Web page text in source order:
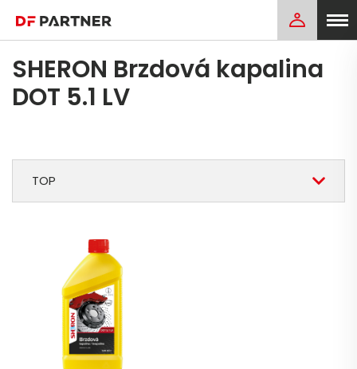
SHERON Brzdová kapalina
DOT 5.1 LV
TOP